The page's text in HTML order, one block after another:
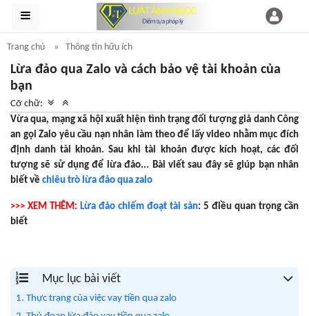
Trang chủ Thông tin hữu ích
Lừa đảo qua Zalo và cách bảo vệ tài khoản của
bạn
Cỡ chữ:
Vừa qua, mạng xã hội xuất hiện tình trạng đối tượng giả danh Công
an gọi Zalo yêu cầu nạn nhân làm theo để lấy video nhằm mục đích
định danh tài khoản. Sau khi tài khoản được kích hoạt, các đối
tượng sẽ sử dụng để lừa đảo... Bài viết sau đây sẽ giúp bạn nhân
biết về chiêu trò lừa đảo qua zalo
>>> XEM THÊM: Lừa đảo chiếm đoạt tài sản: 5 điều quan trọng cần
biết
Mục lục bài viết
1. Thực trạng của việc vay tiền qua zalo